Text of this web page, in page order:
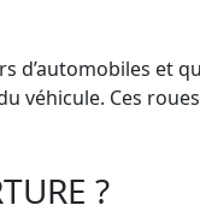
d’automobiles
véhicule. Ces
?